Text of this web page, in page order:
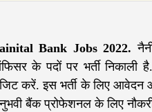
Bank Jobs 2022.
के पदों पर भर्ती निकाली
करें. इस भर्ती के लिए
बैंक प्रोफेशनल के लिए नौकरी